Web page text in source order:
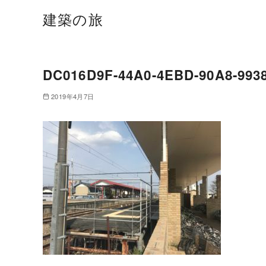
建築の旅
DC016D9F-44A0-4EBD-90A8-
2019年4月7日